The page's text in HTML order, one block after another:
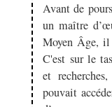
Avant de
un maître
Moyen Âge, il
C'est sur le
et
pouvait